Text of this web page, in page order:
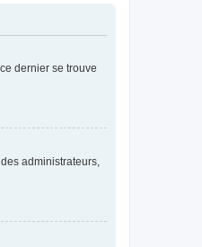
dernier se trouve
administrateurs,